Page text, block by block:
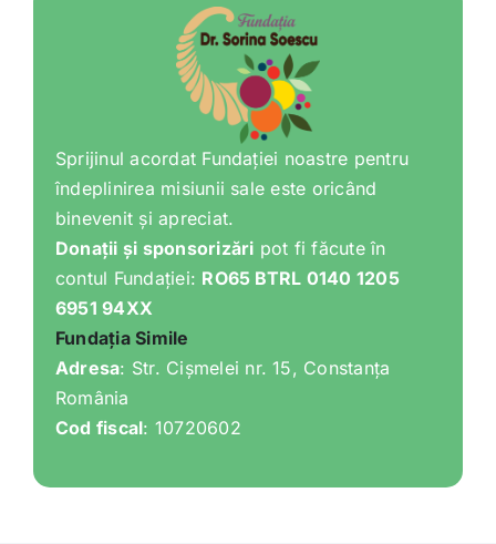
Sprijinul acordat Fundației noastre pentru
îndeplinirea misiunii sale este oricând
binevenit și apreciat.
Donații și sponsorizări pot fi făcute în
contul Fundației: RO65 BTRL 0140 1205
6951 94XX
Fundația Simile
Adresa: Str. Cișmelei nr. 15, Constanța
România
Cod fiscal: 10720602